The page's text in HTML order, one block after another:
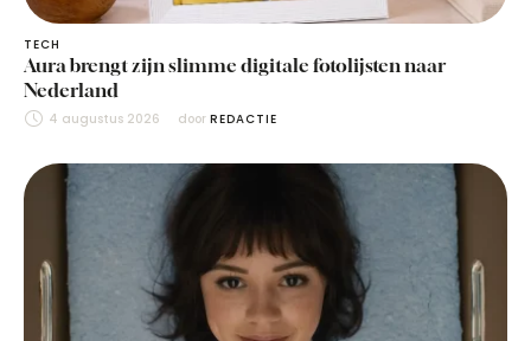
TECH
Aura brengt zijn slimme digitale fotolijsten naar
Nederland
4 augustus 2026 door REDACTIE